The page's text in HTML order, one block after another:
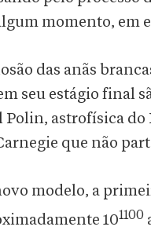
momento, em
das anãs
seu estágio final
Polin, astrofísica
que não
modelo, a
101100